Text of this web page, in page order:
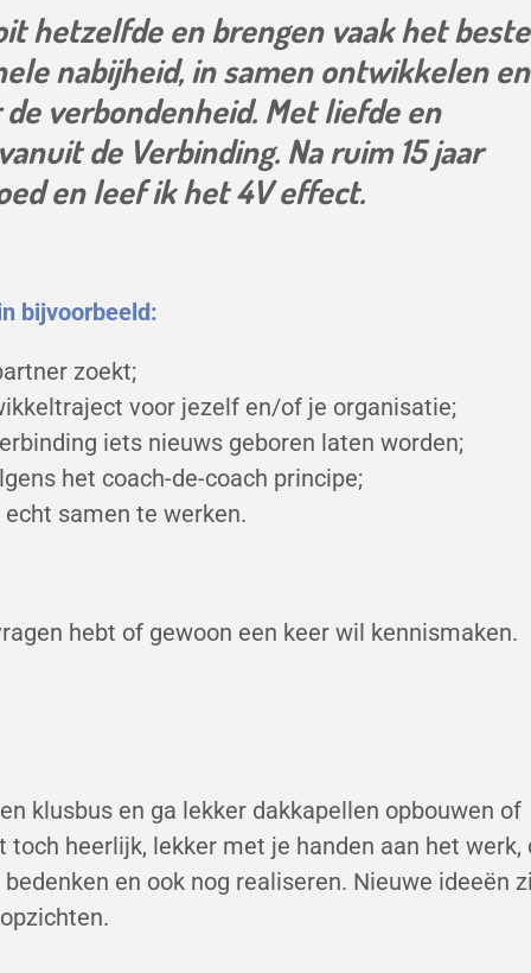
hetzelfde en brengen vaak het
nabijheid, in samen ontwikkelen en
verbondenheid. Met liefde en
de Verbinding. Na ruim 15 jaar
en leef ik het 4V effect.
bijvoorbeeld:
zoekt;
voor jezelf en/of je organisatie;
iets nieuws geboren laten worden;
het coach-de-coach principe;
samen te werken.
hebt of gewoon een keer wil kennismaken.
klusbus en ga lekker dakkapellen opbouwen of
heerlijk, lekker met je handen aan het werk,
en ook nog realiseren. Nieuwe ideeën